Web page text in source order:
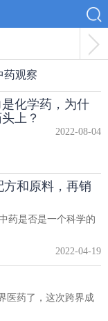
药观察
化学药，为什
上？
2022-08-04
和原料，再销
药是否是一个科学的
2022-04-19
医药了，这次跨界成